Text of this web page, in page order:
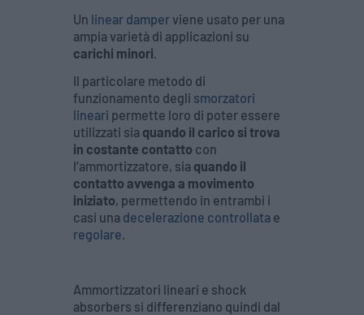
Un linear damper viene usato per una
ampia varietà di applicazioni su
carichi minori.
Il particolare metodo di
funzionamento degli smorzatori
lineari permette loro di poter essere
utilizzati sia quando il carico si trova
in costante contatto con
l’ammortizzatore, sia quando il
contatto avvenga a movimento
iniziato, permettendo in entrambi i
casi una decelerazione controllata e
regolare.
Ammortizzatori lineari e shock
absorbers si differenziano quindi dal